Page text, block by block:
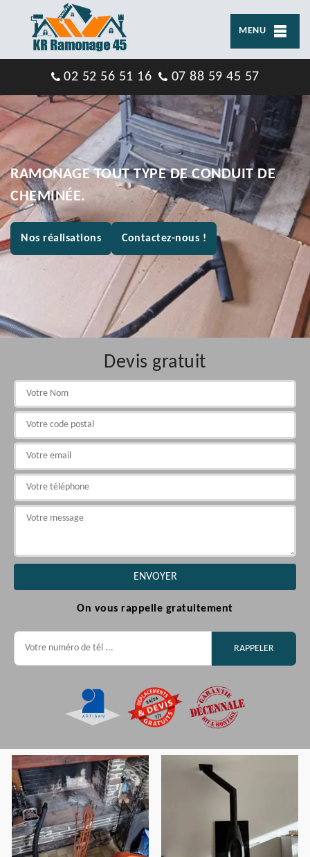
MENU
02 52 56 51 16 07 88 59 45 57
RAMONAGE TOUT TYPE DE CONDUIT DE
CHEMINÉE.
Nos réalisations Contactez-nous !
Devis gratuit
On vous rappelle gratuitement